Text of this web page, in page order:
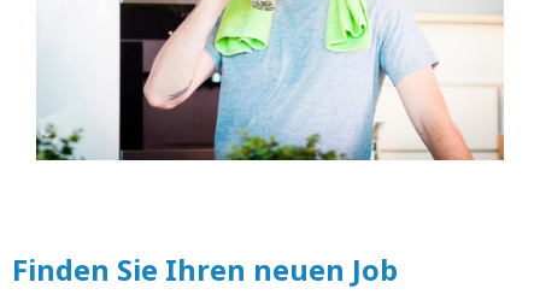
Finden Sie Ihren neuen Job